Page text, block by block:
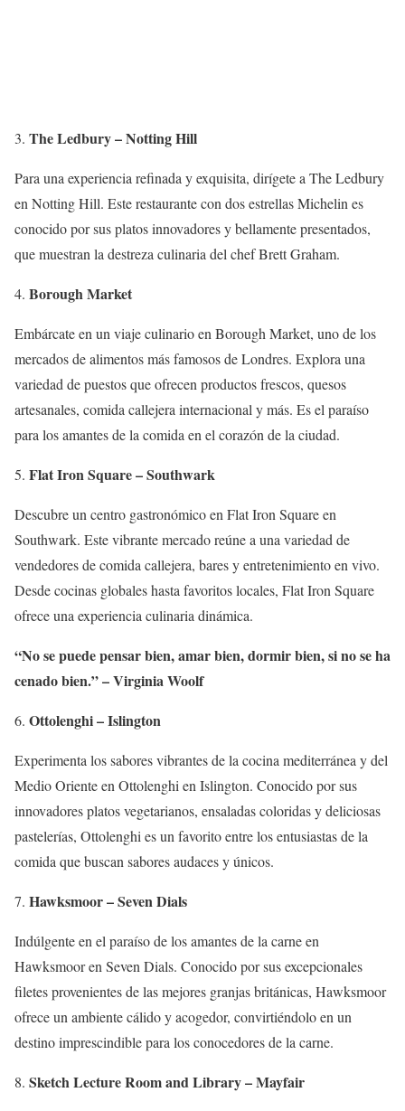
The Ledbury – Notting Hill
Para una experiencia refinada y exquisita, dirígete a The Ledbury
en Notting Hill. Este restaurante con dos estrellas Michelin es
conocido por sus platos innovadores y bellamente presentados,
que muestran la destreza culinaria del chef Brett Graham.
Borough Market
Embárcate en un viaje culinario en Borough Market, uno de los
mercados de alimentos más famosos de Londres. Explora una
variedad de puestos que ofrecen productos frescos, quesos
artesanales, comida callejera internacional y más. Es el paraíso
para los amantes de la comida en el corazón de la ciudad.
Flat Iron Square – Southwark
Descubre un centro gastronómico en Flat Iron Square en
Southwark. Este vibrante mercado reúne a una variedad de
vendedores de comida callejera, bares y entretenimiento en vivo.
Desde cocinas globales hasta favoritos locales, Flat Iron Square
ofrece una experiencia culinaria dinámica.
“No se puede pensar bien, amar bien, dormir bien, si no se ha
cenado bien.” – Virginia Woolf
Ottolenghi – Islington
Experimenta los sabores vibrantes de la cocina mediterránea y del
Medio Oriente en Ottolenghi en Islington. Conocido por sus
innovadores platos vegetarianos, ensaladas coloridas y deliciosas
pastelerías, Ottolenghi es un favorito entre los entusiastas de la
comida que buscan sabores audaces y únicos.
Hawksmoor – Seven Dials
Indúlgente en el paraíso de los amantes de la carne en
Hawksmoor en Seven Dials. Conocido por sus excepcionales
filetes provenientes de las mejores granjas británicas, Hawksmoor
ofrece un ambiente cálido y acogedor, convirtiéndolo en un
destino imprescindible para los conocedores de la carne.
Sketch Lecture Room and Library – Mayfair